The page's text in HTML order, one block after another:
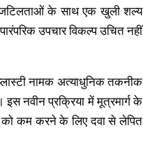
जटिलताओं के साथ एक खुली शल्य
उपचार विकल्प उचित नहीं
नामक अत्याधुनिक तकनीक
नवीन प्रक्रिया में मूत्रमार्ग के
को कम करने के लिए दवा से लेपित